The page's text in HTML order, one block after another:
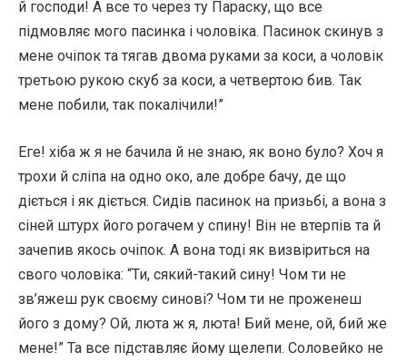
й господи! А все то через ту Параску, що все
підмовляє мого пасинка і чоловіка. Пасинок скинув з
мене очіпок та тягав двома руками за коси, а чоловік
третьою рукою скуб за коси, а четвертою бив. Так
мене побили, так покалічили!”
Еге! хіба ж я не бачила й не знаю, як воно було? Хоч я
трохи й сліпа на одно око, але добре бачу, де що
діється і як діється. Сидів пасинок на призьбі, а вона з
сіней штурх його рогачем у спину! Він не втерпів та й
зачепив якось очіпок. А вона тоді як визвіриться на
свого чоловіка: “Ти, сякий-такий сину! Чом ти не
зв’яжеш рук своєму синові? Чом ти не проженеш
його з дому? Ой, люта ж я, люта! Бий мене, ой, бий же
мене!” Та все підставляє йому щелепи. Соловейко не